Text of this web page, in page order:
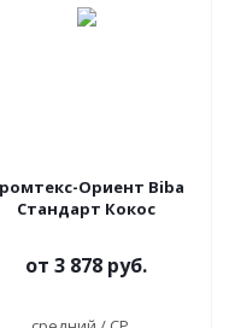
Ориент Biba
Стандарт Кокос
от 3 878 руб.